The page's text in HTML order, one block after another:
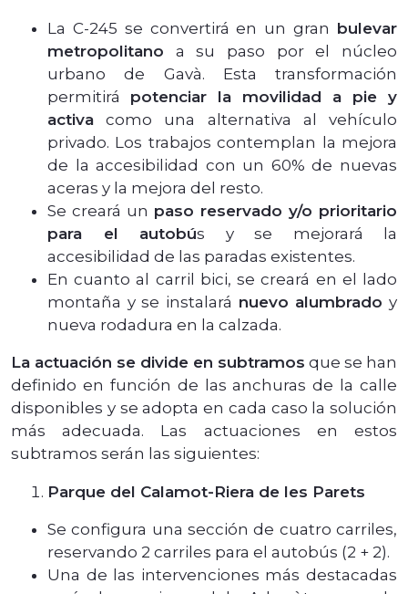
La C-245 se convertirá en un gran bulevar
metropolitano a su paso por el núcleo
urbano de Gavà. Esta transformación
permitirá potenciar la movilidad a pie y
activa como una alternativa al vehículo
privado. Los trabajos contemplan la mejora
de la accesibilidad con un 60% de nuevas
aceras y la mejora del resto.
Se creará un paso reservado y/o prioritario
para el autobús y se mejorará la
accesibilidad de las paradas existentes.
En cuanto al carril bici, se creará en el lado
montaña y se instalará nuevo alumbrado y
nueva rodadura en la calzada.
La actuación se divide en subtramos que se han
definido en función de las anchuras de la calle
disponibles y se adopta en cada caso la solución
más adecuada. Las actuaciones en estos
subtramos serán las siguientes:
Parque del Calamot-Riera de les Parets
Se configura una sección de cuatro carriles,
reservando 2 carriles para el autobús (2 + 2).
Una de las intervenciones más destacadas